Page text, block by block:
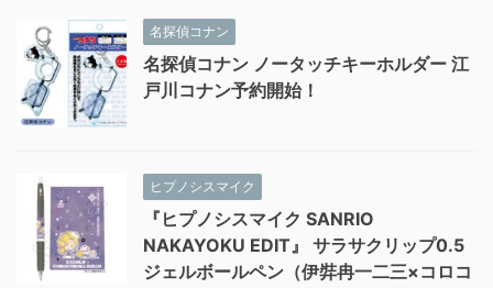
名探偵コナン
名探偵コナン ノータッチキーホルダー 江
戸川コナン予約開始！
ヒプノシスマイク
『ヒプノシスマイク SANRIO
NAKAYOKU EDIT』 サラサクリップ0.5
ジェルボールペン（伊弉冉一二三×コロコ